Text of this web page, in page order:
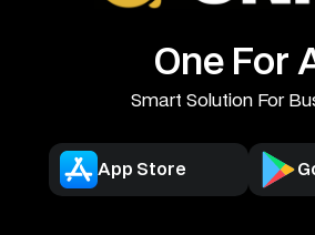
One For
Smart Solution For
App Store